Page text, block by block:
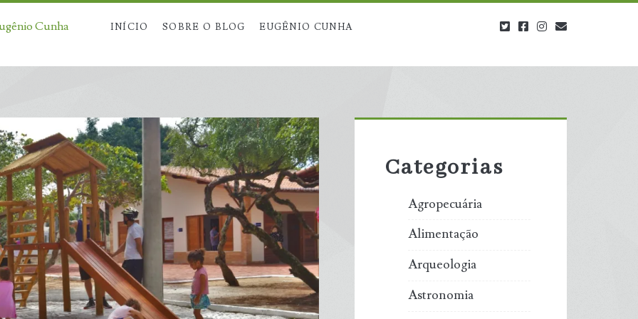
Cunha INÍCIO SOBRE O BLOG EUGÊNIO CUNHA twitterfacebookinstagram
Sidebar
Categorias
Agropecuária
Alimentação
Arqueologia
Astronomia